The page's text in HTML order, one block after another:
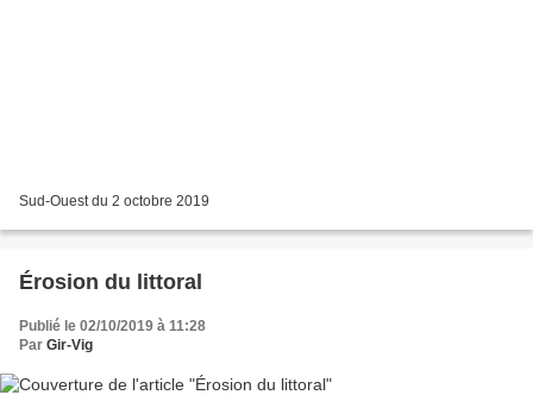
Sud-Ouest du 2 octobre 2019
Érosion du littoral
Publié le 02/10/2019 à 11:28
Par Gir-Vig